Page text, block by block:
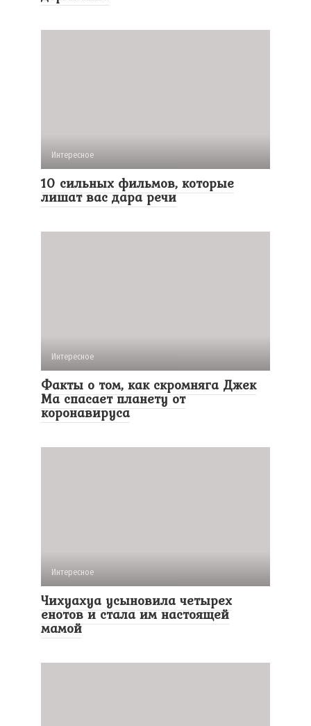
Интересное
10 сильных фильмов, которые
лишат вас дара речи
Интересное
Факты о том, как скромняга Джек
Ма спасает планету от
коронавируса
Интересное
Чихуахуа усыновила четырех
енотов и стала им настоящей
мамой